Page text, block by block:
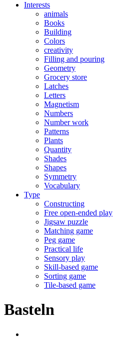
Interests
animals
Books
Building
Colors
creativity
Filling and pouring
Geometry
Grocery store
Latches
Letters
Magnetism
Numbers
Number work
Patterns
Plants
Quantity
Shades
Shapes
Symmetry
Vocabulary
Type
Constructing
Free open-ended play
Jigsaw puzzle
Matching game
Peg game
Practical life
Sensory play
Skill-based game
Sorting game
Tile-based game
Basteln